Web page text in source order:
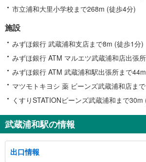
市立浦和大里小学校まで268m (徒歩4分)
施設
みずほ銀行 武蔵浦和支店まで8m (徒歩1分)
みずほ銀行 ATM マルエツ武蔵浦和店出張
みずほ銀行 ATM 武蔵浦和駅出張所まで
マツモトキヨシ 薬 ビーンズ武蔵浦和店ま
くすりSTATIONビーンズ武蔵浦和まで30m
武蔵浦和駅の情報
出口情報